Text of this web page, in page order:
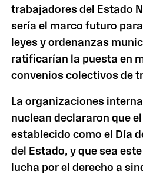
trabajadores del Estado
sería el marco futuro
leyes y ordenanzas
ratificarían la puesta en
convenios colectivos de
La organizaciones
nuclean declararon que
establecido como el Día
del Estado, y que sea
lucha por el derecho a